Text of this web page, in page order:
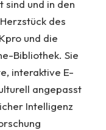
und in den
des
und die
Bibliothek. Sie
interaktive E-
angepasst
Intelligenz